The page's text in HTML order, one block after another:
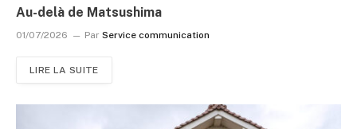
Au-delà de Matsushima
01/07/2026 Par Service communication
LIRE LA SUITE